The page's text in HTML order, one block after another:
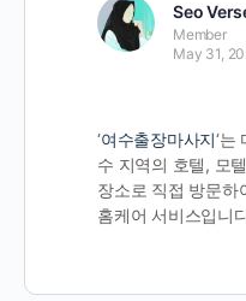
Seo
Member
May 31,
‘여수출장마사지‘는
수 지역의 호텔, 모
장소로 직접 방문하
홈케어 서비스입니